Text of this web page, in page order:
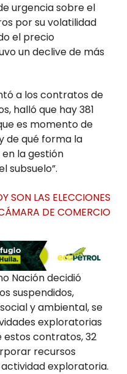
urgencia sobre el
por su volatilidad
el precio
un declive de más
a los contratos de
halló que hay 381
es momento de
de qué forma la
la gestión
subsuelo”.
SON LAS ELECCIONES
DE COMERCIO
Nación decidió
suspendidos,
y ambiental, se
exploratorias
estos contratos, 32
recursos
exploratoria.